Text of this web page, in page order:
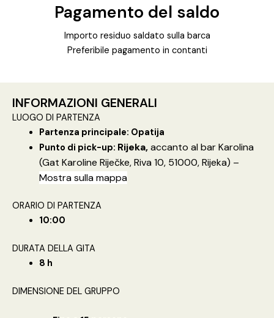
Pagamento del saldo
Importo residuo saldato sulla barca
Preferibile pagamento in contanti
INFORMAZIONI GENERALI
LUOGO DI PARTENZA
Partenza principale: Opatija
Punto di pick-up: Rijeka,accanto al bar Karolina
(Gat Karoline Riječke, Riva 10, 51000, Rijeka) –
Mostra sulla mappa
ORARIO DI PARTENZA
10:00
DURATA DELLA GITA
8 h
DIMENSIONE DEL GRUPPO